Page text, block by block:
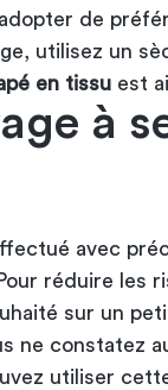
de
utilisez un
en tissu est
à
avec
réduire les
sur un
ne constatez
utiliser